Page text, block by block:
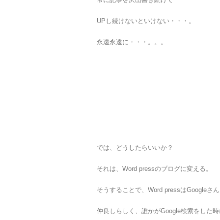
UPし続けないといけない・・・。
永遠永遠に・・・。。。
では、どうしたらいいか？
それは、Word pressのブログに変える。
そうすることで、Word pressはGoogleさ
仲良しらしく、誰かがGoogle検索をした